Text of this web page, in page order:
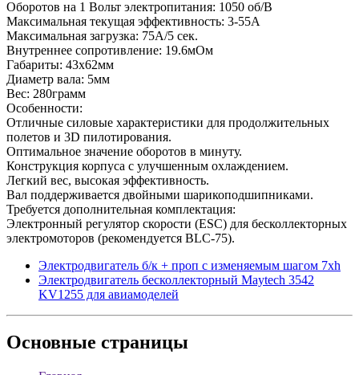
Оборотов на 1 Вольт электропитания: 1050 об/В
Максимальная текущая эффективность: 3-55А
Максимальная загрузка: 75А/5 сек.
Внутреннее сопротивление: 19.6мОм
Габариты: 43х62мм
Диаметр вала: 5мм
Вес: 280грамм
Особенности:
Отличные силовые характеристики для продолжительных
полетов и 3D пилотирования.
Оптимальное значение оборотов в минуту.
Конструкция корпуса с улучшенным охлаждением.
Легкий вес, высокая эффективность.
Вал поддерживается двойными шарикоподшипниками.
Требуется дополнительная комплектация:
Электронный регулятор скорости (ESC) для бесколлекторных
электромоторов (рекомендуется BLC-75).
Электродвигатель б/к + проп с изменяемым шагом 7хh
Электродвигатель бесколлекторный Maytech 3542
KV1255 для авиамоделей
Основные страницы